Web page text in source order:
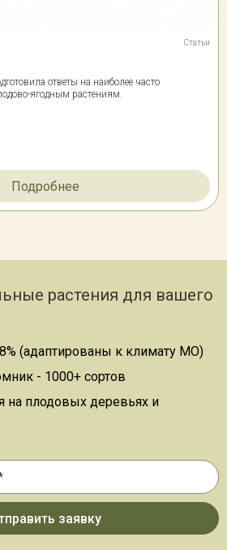
Статьи
ответы на наиболее часто
ягодным растениям.
Подробнее
растения для вашего
(адаптированы к климату МО)
- 1000+ сортов
на плодовых деревьях и